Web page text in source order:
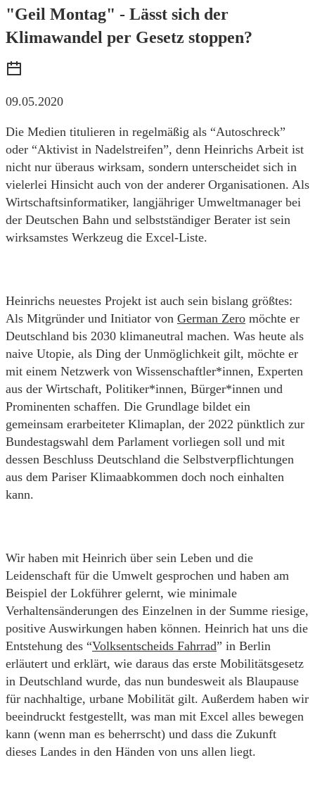
"Geil Montag" - Lässt sich der
Klimawandel per Gesetz stoppen?
09.05.2020
Die Medien titulieren in regelmäßig als “Autoschreck”
oder “Aktivist in Nadelstreifen”, denn Heinrichs Arbeit ist
nicht nur überaus wirksam, sondern unterscheidet sich in
vielerlei Hinsicht auch von der anderer Organisationen. Als
Wirtschaftsinformatiker, langjähriger Umweltmanager bei
der Deutschen Bahn und selbstständiger Berater ist sein
wirksamstes Werkzeug die Excel-Liste.
Heinrichs neuestes Projekt ist auch sein bislang größtes:
Als Mitgründer und Initiator von German Zero möchte er
Deutschland bis 2030 klimaneutral machen. Was heute als
naive Utopie, als Ding der Unmöglichkeit gilt, möchte er
mit einem Netzwerk von Wissenschaftler*innen, Experten
aus der Wirtschaft, Politiker*innen, Bürger*innen und
Prominenten schaffen. Die Grundlage bildet ein
gemeinsam erarbeiteter Klimaplan, der 2022 pünktlich zur
Bundestagswahl dem Parlament vorliegen soll und mit
dessen Beschluss Deutschland die Selbstverpflichtungen
aus dem Pariser Klimaabkommen doch noch einhalten
kann.
Wir haben mit Heinrich über sein Leben und die
Leidenschaft für die Umwelt gesprochen und haben am
Beispiel der Lokführer gelernt, wie minimale
Verhaltensänderungen des Einzelnen in der Summe riesige,
positive Auswirkungen haben können. Heinrich hat uns die
Entstehung des “Volksentscheids Fahrrad” in Berlin
erläutert und erklärt, wie daraus das erste Mobilitätsgesetz
in Deutschland wurde, das nun bundesweit als Blaupause
für nachhaltige, urbane Mobilität gilt. Außerdem haben wir
beeindruckt festgestellt, was man mit Excel alles bewegen
kann (wenn man es beherrscht) und dass die Zukunft
dieses Landes in den Händen von uns allen liegt.